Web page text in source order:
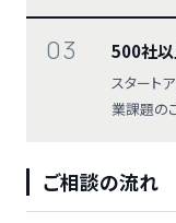
03 500社
スタート
業課題の
ご相談の流れ